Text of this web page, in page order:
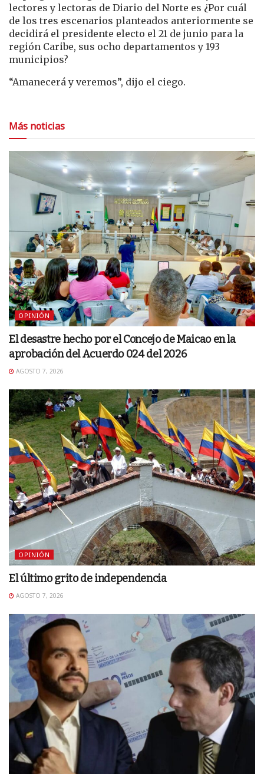
lectores y lectoras de Diario del Norte es ¿Por cuál
de los tres escenarios planteados anteriormente se
decidirá el presidente electo el 21 de junio para la
región Caribe, sus ocho departamentos y 193
municipios?
“Amanecerá y veremos”, dijo el ciego.
Más noticias
OPINIÓN
El desastre hecho por el Concejo de Maicao en la
aprobación del Acuerdo 024 del 2026
AGOSTO 7, 2026
OPINIÓN
El último grito de independencia
AGOSTO 7, 2026